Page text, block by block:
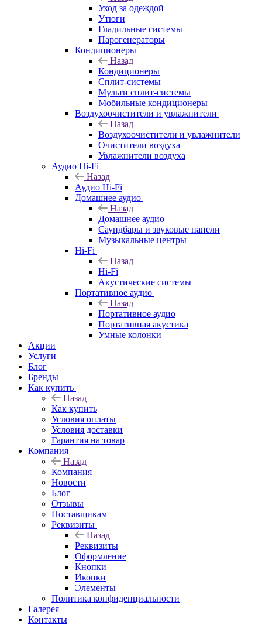
Уход за одеждой
Утюги
Гладильные системы
Парогенераторы
Кондиционеры
Назад
Кондиционеры
Сплит-системы
Мульти сплит-системы
Мобильные кондиционеры
Воздухоочистители и увлажнители
Назад
Воздухоочистители и увлажнители
Очистители воздуха
Увлажнители воздуха
Аудио Hi-Fi
Назад
Аудио Hi-Fi
Домашнее аудио
Назад
Домашнее аудио
Саундбары и звуковые панели
Музыкальные центры
Hi-Fi
Назад
Hi-Fi
Акустические системы
Портативное аудио
Назад
Портативное аудио
Портативная акустика
Умные колонки
Акции
Услуги
Блог
Бренды
Как купить
Назад
Как купить
Условия оплаты
Условия доставки
Гарантия на товар
Компания
Назад
Компания
Новости
Блог
Отзывы
Поставщикам
Реквизиты
Назад
Реквизиты
Оформление
Кнопки
Иконки
Элементы
Политика конфиденциальности
Галерея
Контакты